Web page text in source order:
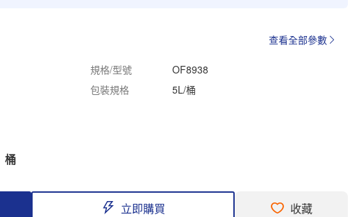
查看全部參數
規格/型號
OF8938
包裝規格 5L/桶
桶
立即購買 收藏